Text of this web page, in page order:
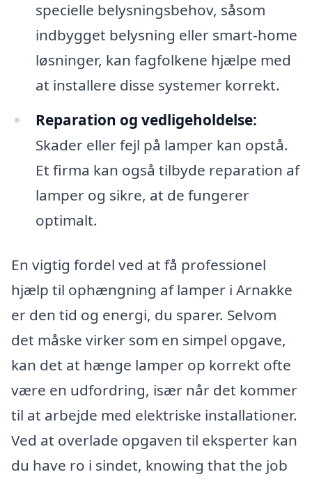
specielle belysningsbehov, såsom
indbygget belysning eller smart-home
løsninger, kan fagfolkene hjælpe med
at installere disse systemer korrekt.
Reparation og vedligeholdelse:
Skader eller fejl på lamper kan opstå.
Et firma kan også tilbyde reparation af
lamper og sikre, at de fungerer
optimalt.
En vigtig fordel ved at få professionel
hjælp til ophængning af lamper i Arnakke
er den tid og energi, du sparer. Selvom
det måske virker som en simpel opgave,
kan det at hænge lamper op korrekt ofte
være en udfordring, især når det kommer
til at arbejde med elektriske installationer.
Ved at overlade opgaven til eksperter kan
du have ro i sindet, knowing that the job